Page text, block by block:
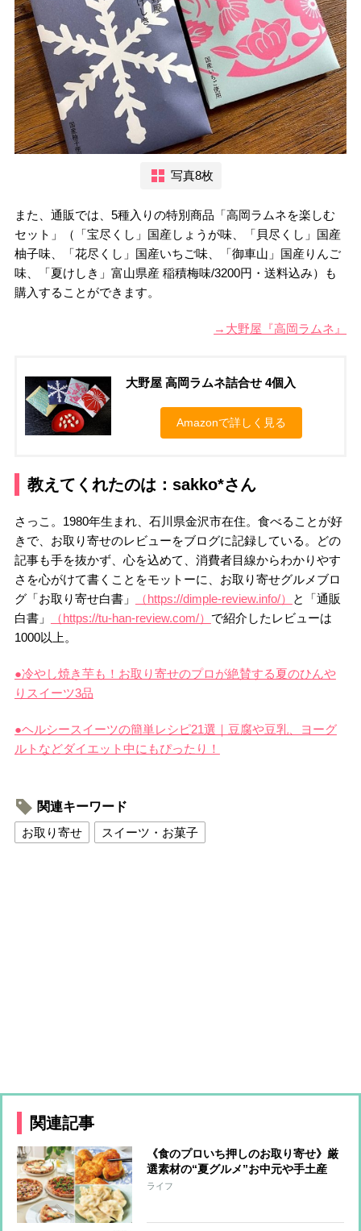
写真8枚
また、通販では、5種入りの特別商品「高岡ラムネを楽しむ
セット」（「宝尽くし」国産しょうが味、「貝尽くし」国産
柚子味、「花尽くし」国産いちご味、「御車山」国産りんご
味、「夏けしき」富山県産 稲積梅味/3200円・送料込み）も
購入することができます。
→大野屋『高岡ラムネ』
大野屋 高岡ラムネ詰合せ 4個入
Amazonで詳しく見る
教えてくれたのは：sakko*さん
さっこ。1980年生まれ、石川県金沢市在住。食べることが好
きで、お取り寄せのレビューをブログに記録している。どの
記事も手を抜かず、心を込めて、消費者目線からわかりやす
さを心がけて書くことをモットーに、お取り寄せグルメブロ
グ「お取り寄せ白書」
（https://dimple-review.info/）
と「通販
白書」
（https://tu-han-review.com/） で紹介したレビューは
1000以上。
●冷やし焼き芋も！お取り寄せのプロが絶賛する夏のひんや
りスイーツ3品
●ヘルシースイーツの簡単レシピ21選｜豆腐や豆乳、ヨーグ
ルトなどダイエット中にもぴったり！
関連キーワード
お取り寄せ
スイーツ・お菓子
関連記事
《食のプロいち押しのお取り寄せ》厳
選素材の“夏グルメ”お中元や手土産
に！
ライフ